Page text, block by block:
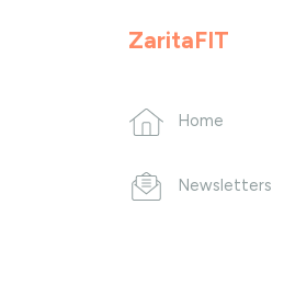
ZaritaFIT
Home
Newsletters